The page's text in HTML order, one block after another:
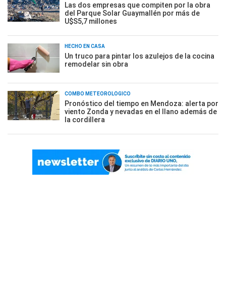
Las dos empresas que compiten por la obra
del Parque Solar Guaymallén por más de
U$S5,7 millones
HECHO EN CASA
Un truco para pintar los azulejos de la cocina
remodelar sin obra
COMBO METEOROLÓGICO
Pronóstico del tiempo en Mendoza: alerta por
viento Zonda y nevadas en el llano además de
la cordillera